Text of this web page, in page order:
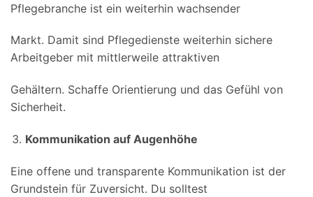
Pflegebranche ist ein weiterhin wachsender
Markt. Damit sind Pflegedienste weiterhin sichere
Arbeitgeber mit mittlerweile attraktiven
Gehältern. Schaffe Orientierung und das Gefühl von
Sicherheit.
Kommunikation auf Augenhöhe
Eine offene und transparente Kommunikation ist der
Grundstein für Zuversicht. Du solltest